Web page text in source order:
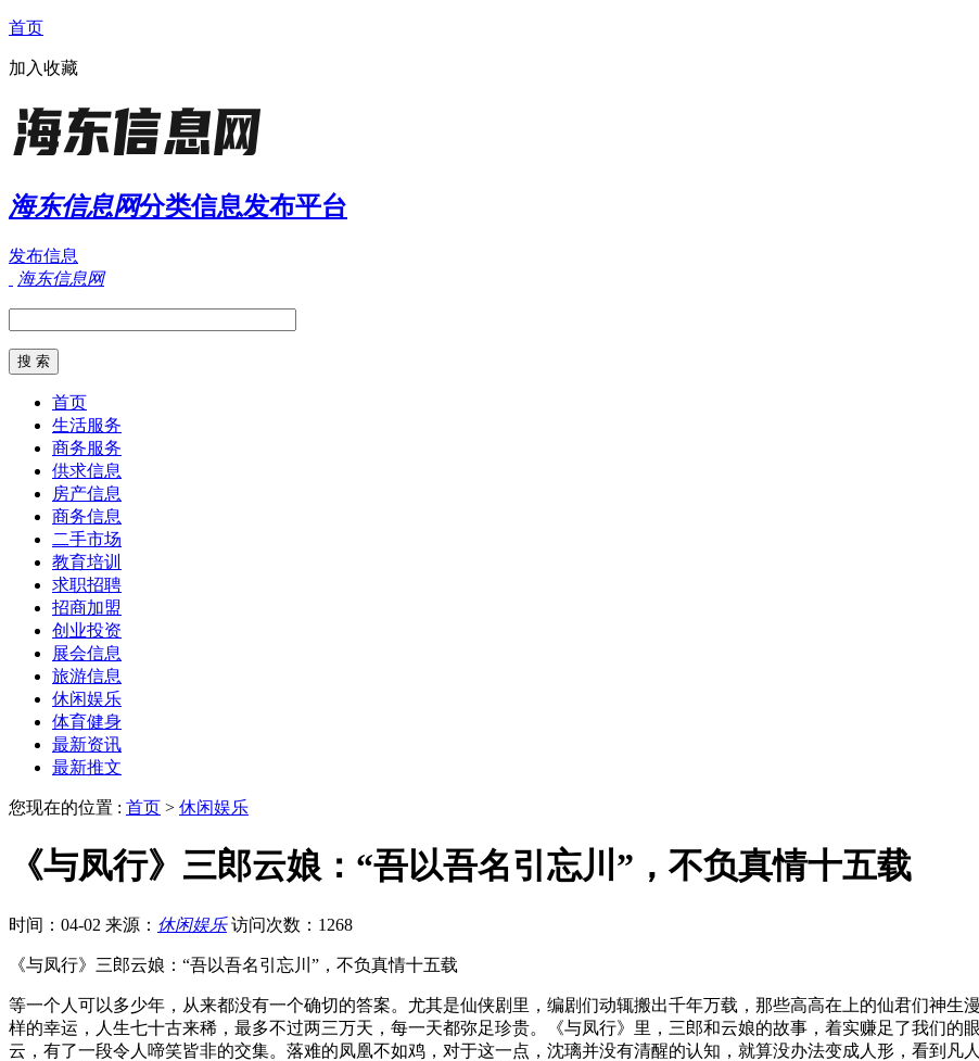
首页
加入收藏
海东信息网分类信息发布平台
发布信息
海东信息网
首页
生活服务
商务服务
供求信息
房产信息
商务信息
二手市场
教育培训
求职招聘
招商加盟
创业投资
展会信息
旅游信息
休闲娱乐
体育健身
最新资讯
最新推文
您现在的位置 : 首页 > 休闲娱乐
《与凤行》三郎云娘：“吾以吾名引忘川”，不负真情十五载
时间：04-02 来源： 休闲娱乐 访问次数：1268
《与凤行》三郎云娘：“吾以吾名引忘川”，不负真情十五载
等一个人可以多少年，从来都没有一个确切的答案。尤其是仙侠剧里，编剧们动辄搬出千年万载，那些高高在上的仙君们神生
样的幸运，人生七十古来稀，最多不过两三万天，每一天都弥足珍贵。《与凤行》里，三郎和云娘的故事，着实赚足了我们的
云，有了一段令人啼笑皆非的交集。落难的凤凰不如鸡，对于这一点，沈璃并没有清醒的认知，就算没办法变成人形，看到凡